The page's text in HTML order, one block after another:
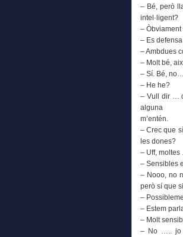
– Bé, però
intel·ligent?
–
– Es
– Ambdues
– Molt bé,
– Sí. Bé,
– He he?
– Vull dir …
– Crec que
les dones?
– Uff,
– Sensibles
– Nooo, no
però sí que
–
– Estem
– Molt
– No ….. jo